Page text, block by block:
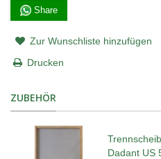
Share
Zur Wunschliste hinzufügen
Drucken
ZUBEHÖR
Dadant US